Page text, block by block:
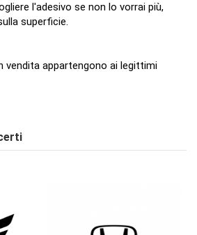
l'adesivo se non lo vorrai più,
superficie.
vendita appartengono ai legittimi